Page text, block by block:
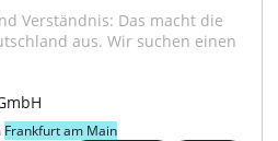
Verständnis: Das macht die
Frankfurt am Main